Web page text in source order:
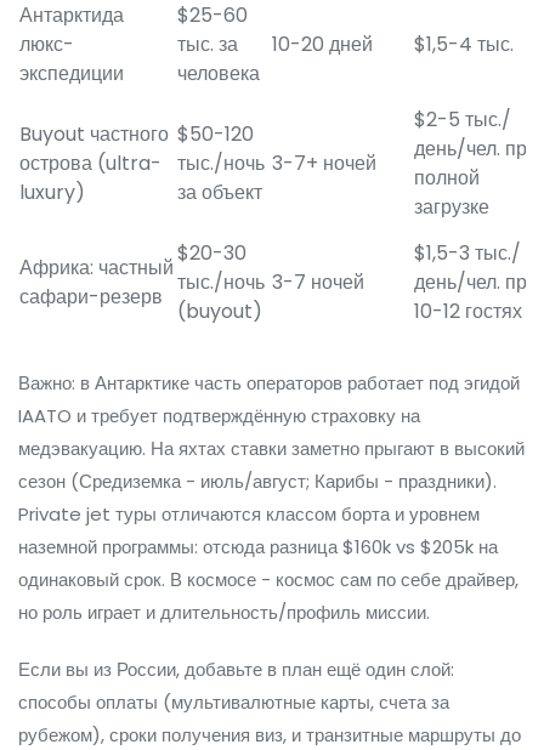
Антарктида
люкс-
экспедиции
$25-60
тыс. за
человека
10-20 дней $1,5-4 тыс.
Buyout частного
острова (ultra-
luxury)
$50-120
тыс./ночь
за объект
3-7+ ночей
$2-5 тыс./
день/чел. при
полной
загрузке
Африка: частный
сафари-резерв
$20-30
тыс./ночь
(buyout)
3-7 ночей
$1,5-3 тыс./
день/чел. при
10-12 гостях
Важно: в Антарктике часть операторов работает под эгидой
IAATO и требует подтверждённую страховку на
медэвакуацию. На яхтах ставки заметно прыгают в высокий
сезон (Средиземка - июль/август; Карибы - праздники).
Private jet туры отличаются классом борта и уровнем
наземной программы: отсюда разница $160k vs $205k на
одинаковый срок. В космосе - космос сам по себе драйвер,
но роль играет и длительность/профиль миссии.
Если вы из России, добавьте в план ещё один слой:
способы оплаты (мультивалютные карты, счета за
рубежом), сроки получения виз, и транзитные маршруты до